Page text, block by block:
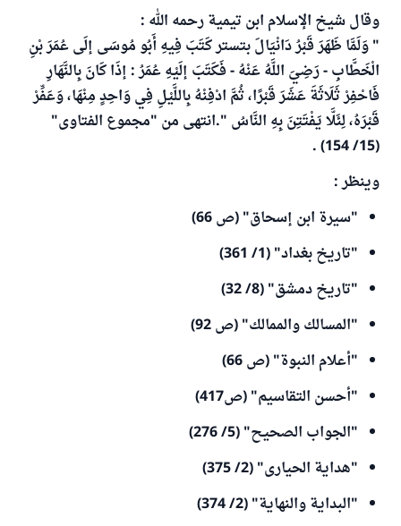
وقال شيخ الإسلام ابن تيمية رحمه الله :
" وَلَمَّا ظَهَرَ قَبْرُ دَانْيَالَ بتستر كَتَبَ فِيهِ أَبُو مُوسَى إلَى عُمَرَ بْنِ
الْخَطَّابِ - رَضِيَ اللَّهُ عَنْهُ - فَكَتَبَ إلَيْهِ عُمَرُ : إذَا كَانَ بِالنَّهَارِ
فَاحْفِرْ ثَلَاثَةَ عَشَرَ قَبْرًا، ثُمَّ ادْفِنْهُ بِاللَّيْلِ فِي وَاحِدٍ مِنْهَا، وَعَفِّرْ
قَبْرَهُ، لِئَلَّا يَفْتَتِنَ بِهِ النَّاسُ ".انتهى من "مجموع الفتاوى"
(15/ 154) .
وينظر :
"سيرة ابن إسحاق" (ص 66)
"تاريخ بغداد" (1/ 361)
"تاريخ دمشق" (8/ 32)
"المسالك والممالك" (ص 92)
"أعلام النبوة" (ص 66)
"أحسن التقاسيم" (ص417)
"الجواب الصحيح" (5/ 276)
"هداية الحيارى" (2/ 375)
"البداية والنهاية" (2/ 374)